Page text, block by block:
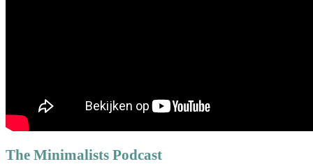
The Minimalists Podcast